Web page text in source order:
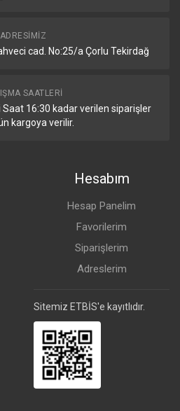
ADRESIMIZ
cad. No:25/a Çorlu Tekirdağ
SAATLERI
Saat 16:30 kadar verilen siparişler
kargoya verilir.
Hesabım
Hesap Panelim
Favorilerim
Siparişlerim
Adreslerim
Sitemiz ETBİS'e kayıtlıdır.